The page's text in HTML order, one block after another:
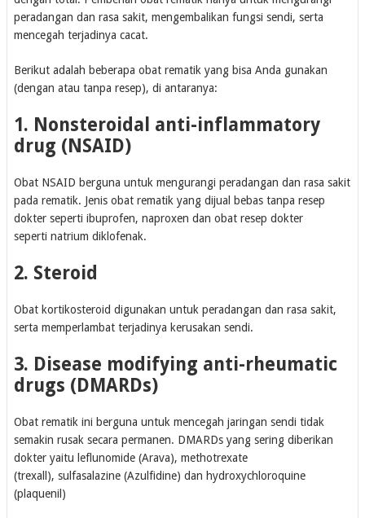
peradangan dan rasa sakit, mengembalikan fungsi sendi, serta
mencegah terjadinya cacat.
Berikut adalah beberapa obat rematik yang bisa Anda gunakan
(dengan atau tanpa resep), di antaranya:
1. Nonsteroidal anti-inflammatory
drug (NSAID)
Obat NSAID berguna untuk mengurangi peradangan dan rasa sakit
pada rematik. Jenis obat rematik yang dijual bebas tanpa resep
dokter seperti ibuprofen, naproxen dan obat resep dokter
seperti natrium diklofenak.
2. Steroid
Obat kortikosteroid digunakan untuk peradangan dan rasa sakit,
serta memperlambat terjadinya kerusakan sendi.
3. Disease modifying anti-rheumatic
drugs (DMARDs)
Obat rematik ini berguna untuk mencegah jaringan sendi tidak
semakin rusak secara permanen. DMARDs yang sering diberikan
dokter yaitu leflunomide (Arava), methotrexate
(trexall), sulfasalazine (Azulfidine) dan hydroxychloroquine
(plaquenil)